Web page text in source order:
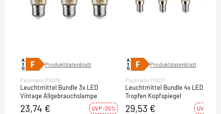
Produktdatenblatt
Paulmann P5079
Leuchtmittel Bundle 3x LED
Vintage Allgebrauchslampe
23,74 € UVP -25%
Produktdatenblatt
Paulmann P5077
Leuchtmittel Bundle 4x LED
Tropfen Kopfspiegel
29,53 € UVP -22%